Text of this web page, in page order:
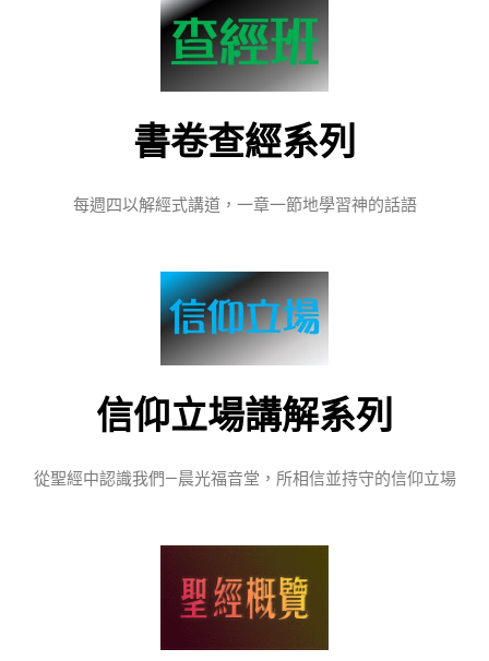
書卷查經系列
每週四以解經式講道，一章一節地學習神的話語
信仰立場講解系列
從聖經中認識我們—晨光福音堂，所相信並持守的信仰立場